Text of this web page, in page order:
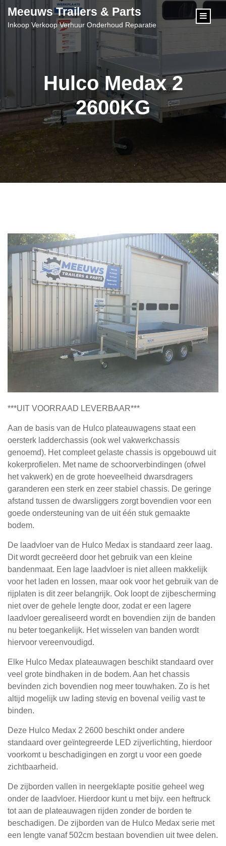
content
Meeuws Trailers & Parts
Inkoop Verkoop Verhuur Onderhoud Reparatie
Hulco Medax 2
2600KG
***UIT VOORRAAD LEVERBAAR***
Aan de basis van de Hulco plateauwagens staat een
oersterk ladderchassis (ook wel vakwerkchassis
genoemd). Het compleet gelaste chassis is opgebouwd uit
kokerprofielen. Met name de schoorverbindingen (ofwel
het vakwerk) en de grote hoeveelheid dwarsdragers
garanderen een sterk en zeer stabiel chassis. De geringe
afstand tussen de dwarsliggers zorgt bovendien voor een
goede ondersteuning van de uit één stuk gemaakte
bodem.
De laadvloer van de Hulco Medax is standaard zeer laag.
Dit wordt gecreëerd door het gebruik van een kleine
bandenmaat. Een lage laadvloer is niet alleen makkelijk
voor het laden en lossen, maar ook voor het gebruik van de
rijplaten is dit zeer belangrijk. Ook loopt de zijbescherming
niet over de gehele lengte door, zodat er een lagere
laadvloer gerealiseerd wordt en bovendien zijn de banden
nu beter toegankelijk. Het wisselen van banden wordt
hiervoor vereenvoudigd.
Elke Hulco Medax plateauwagen beschikt standaard over
veel grote bindhaken in de bodem. Aan het chassis
bevinden zich bovendien nog meer touwhaken. Zo is het
altijd mogelijk uw lading stevig en bovenal veilig vast te
binden.
Deze Hulco Medax 2 2600 beschikt onder andere
standaard over geïntegreerde LED zijverlichting, hierdoor
voorkomt u beschadigingen en zorgt u voor een goede
zichtbaarheid.
De zijborden vallen in neergeklapte positie geheel weg
onder de laadvloer. Hierdoor kunt u met bijv. een heftruck
tot aan de plateauwagen rijden zonder de borden te
beschadigen. De zijborden van de Hulco Medax serie met
een lengte vanaf 502cm bestaan bovendien uit twee delen.